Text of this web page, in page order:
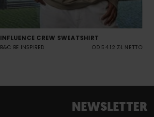
INFLUENCE CREW SWEATSHIRT
B&C BE INSPIRED OD 54.12 ZŁ NETTO
NEWSLETTER